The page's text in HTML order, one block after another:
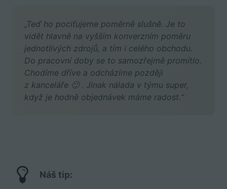
„Teď ho pociťujeme poměrně slušně. Je to
vidět hlavně na vyšším konverzním poměru
jednotlivých zdrojů, a tím i celého obchodu.
Do pracovní doby se to samozřejmě promítlo.
Chodíme dříve a odcházíme později
z kanceláře 🙂 . Jinak nálada v týmu super,
když je hodně objednávek máme radost.“
Náš tip: